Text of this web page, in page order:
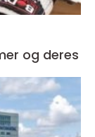
og deres